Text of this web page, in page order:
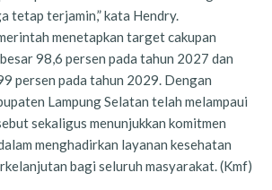
tetap terjamin,” kata Hendry.
menetapkan target cakupan
98,6 persen pada tahun 2027 dan
persen pada tahun 2029. Dengan
Lampung Selatan telah melampaui
sekaligus menunjukkan komitmen
menghadirkan layanan kesehatan
bagi seluruh masyarakat. (Kmf)